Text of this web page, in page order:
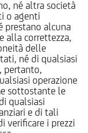
né altra società
o agenti
prestano alcuna
alla correttezza,
delle
né di qualsiasi
pertanto,
operazione
sottostante le
qualsiasi
e di tali
verificare i prezzi